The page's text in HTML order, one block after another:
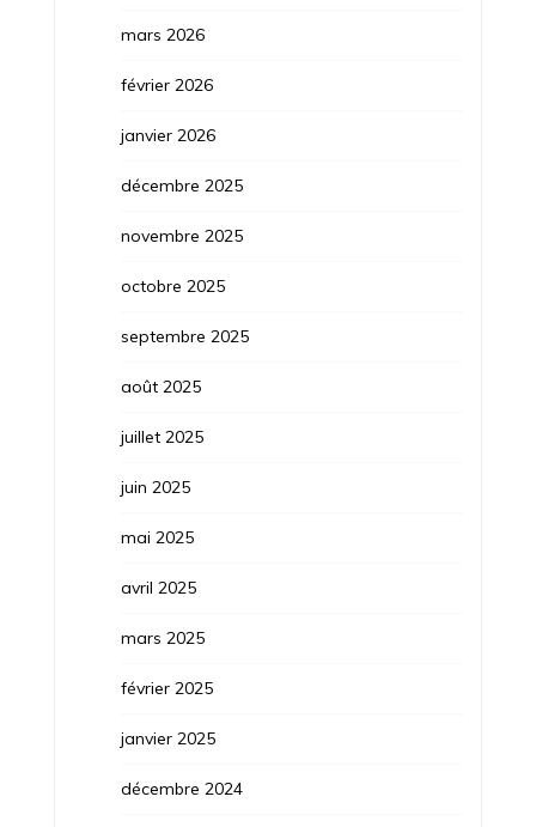
mars 2026
février 2026
janvier 2026
décembre 2025
novembre 2025
octobre 2025
septembre 2025
août 2025
juillet 2025
juin 2025
mai 2025
avril 2025
mars 2025
février 2025
janvier 2025
décembre 2024